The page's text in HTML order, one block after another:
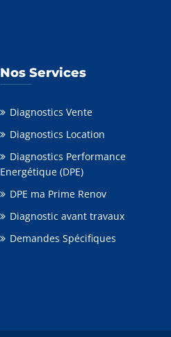
Nos Services
Diagnostics Vente
Diagnostics Location
Diagnostics Performance
Energétique (DPE)
DPE ma Prime Renov
Diagnostic avant travaux
Demandes Spécifiques